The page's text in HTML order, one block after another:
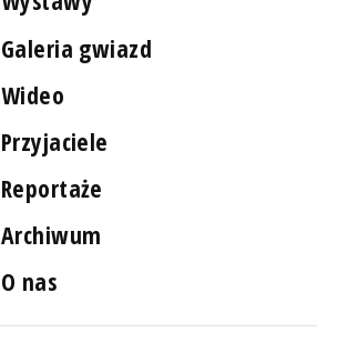
Galeria gwiazd
Wideo
Przyjaciele
Reportaże
Archiwum
O nas